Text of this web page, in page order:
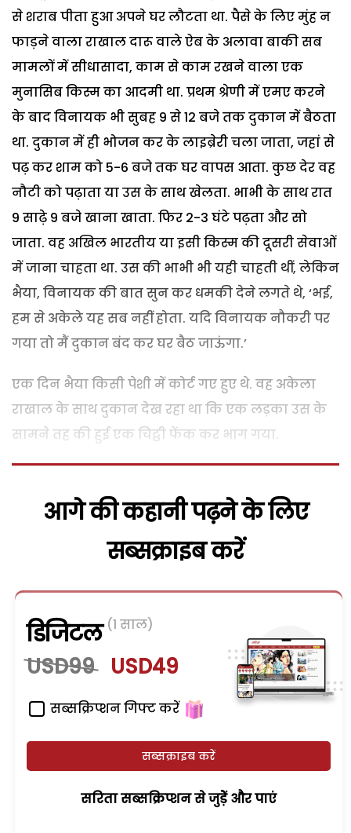
से शराब पीता हुआ अपने घर लौटता था. पैसे के लिए मुंह न
फाड़ने वाला राखाल दारू वाले ऐब के अलावा बाकी सब
मामलों में सीधासादा, काम से काम रखने वाला एक
मुनासिब किस्म का आदमी था. प्रथम श्रेणी में एमए करने
के बाद विनायक भी सुबह 9 से 12 बजे तक दुकान में बैठता
था. दुकान में ही भोजन कर के लाइब्रेरी चला जाता, जहां से
पढ़ कर शाम को 5-6 बजे तक घर वापस आता. कुछ देर वह
नौटी को पढ़ाता या उस के साथ खेलता. भाभी के साथ रात
9 साढ़े 9 बजे खाना खाता. फिर 2-3 घंटे पढ़ता और सो
जाता. वह अखिल भारतीय या इसी किस्म की दूसरी सेवाओं
में जाना चाहता था. उस की भाभी भी यही चाहती थीं, लेकिन
भैया, विनायक की बात सुन कर धमकी देने लगते थे, ‘भई,
हम से अकेले यह सब नहीं होता. यदि विनायक नौकरी पर
गया तो मैं दुकान बंद कर घर बैठ जाऊंगा.’
एक दिन भैया किसी पेशी में कोर्ट गए हुए थे. वह अकेला
राखाल के साथ दुकान देख रहा था कि एक लड़का उस के
सामने तह की हुई एक चिट्ठी फेंक कर भाग गया.
आगे की कहानी पढ़ने के लिए
सब्सक्राइब करें
डिजिटल (1 साल)
USD99 USD49
सब्सक्रिप्शन गिफ्ट करें
सब्सक्राइब करें
सरिता सब्सक्रिप्शन से जुड़ेें और पाएं